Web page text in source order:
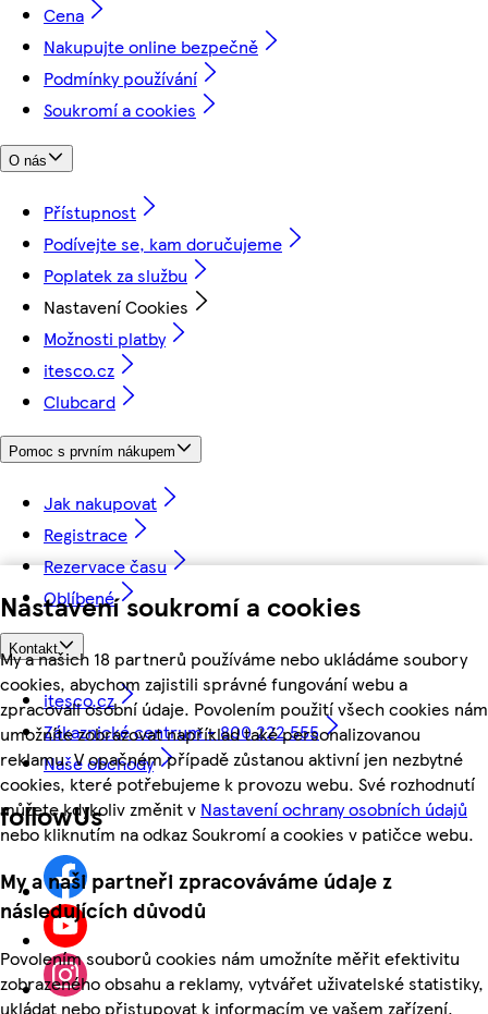
Nastavení soukromí a cookies
My a našich 18 partnerů používáme nebo ukládáme soubory
cookies, abychom zajistili správné fungování webu a
zpracovali osobní údaje. Povolením použití všech cookies nám
umožníte zobrazovat například také personalizovanou
reklamu. V opačném případě zůstanou aktivní jen nezbytné
cookies, které potřebujeme k provozu webu. Své rozhodnutí
můžete kdykoliv změnit v Nastavení ochrany osobních údajů
nebo kliknutím na odkaz Soukromí a cookies v patičce webu.
My a naši partneři zpracováváme údaje z
následujících důvodů
Povolením souborů cookies nám umožníte měřit efektivitu
zobrazeného obsahu a reklamy, vytvářet uživatelské statistiky,
ukládat nebo přistupovat k informacím ve vašem zařízení,
Cena
Nakupujte online bezpečně
Podmínky používání
Soukromí a cookies
O nás
Přístupnost
Podívejte se, kam doručujeme
Poplatek za službu
Nastavení Cookies
Možnosti platby
itesco.cz
Clubcard
Pomoc s prvním nákupem
Jak nakupovat
Registrace
Rezervace času
Oblíbené
Kontakt
itesco.cz
Zákaznické centrum - 800 222 555
Naše obchody
followUs